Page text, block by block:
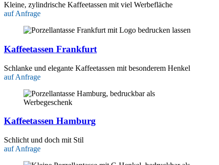
Kleine, zylindrische Kaffeetassen mit viel Werbefläche
auf Anfrage
Kaffeetassen Frankfurt
Schlanke und elegante Kaffeetassen mit besonderem Henkel
auf Anfrage
Kaffeetassen Hamburg
Schlicht und doch mit Stil
auf Anfrage